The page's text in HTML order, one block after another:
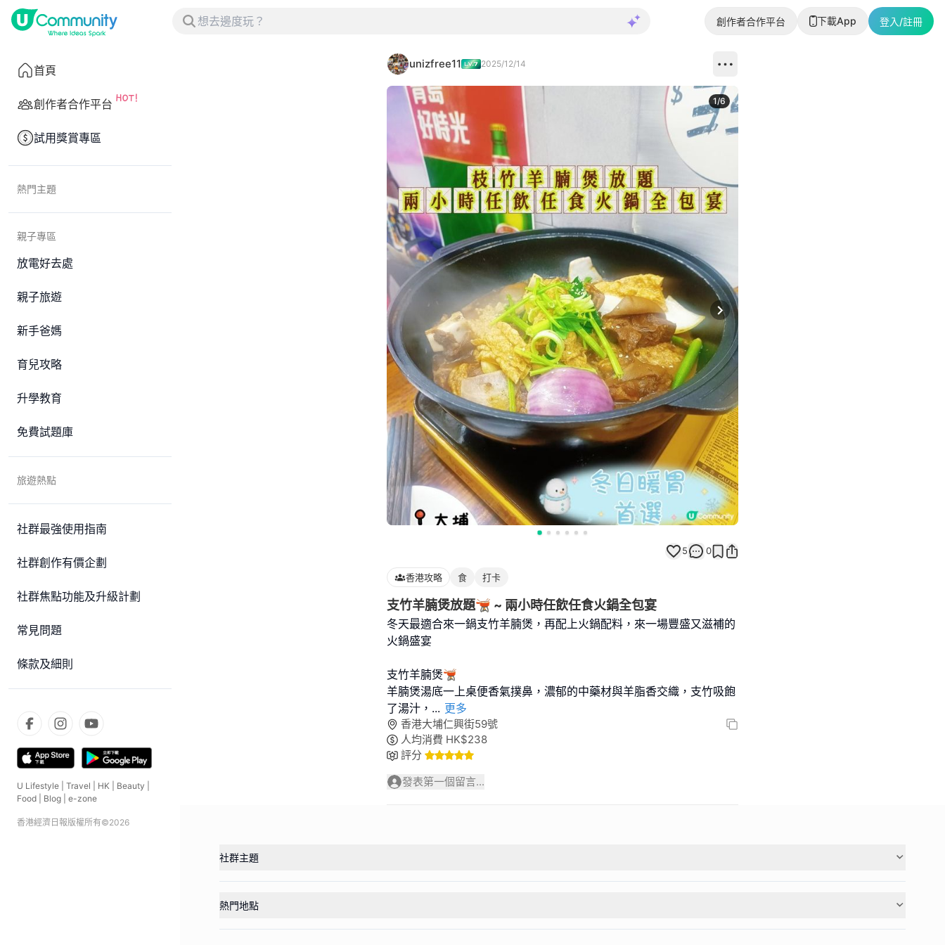
創作者合作平台 下載App 登入/註冊
首頁
創作者合作平台
試用獎賞專區
熱門主題
親子專區
放電好去處
親子旅遊
新手爸媽
育兒攻略
升學教育
免費試題庫
旅遊熱點
社群最強使用指南
社群創作有價企劃
社群焦點功能及升級計劃
常見問題
條款及細則
U Lifestyle Travel HK Beauty
Food
Blog e-zone
香港經濟日報版權所有©2026
unizfree11 2025/12/14
Next slide
1/6
5 0
香港攻略 食 打卡
支竹羊腩煲放題🫕 ~ 兩小時任飲任食火鍋全包宴
冬天最適合來一鍋支竹羊腩煲，再配上火鍋配料，來一場豐盛又滋補的
火鍋盛宴
支竹羊腩煲🫕
羊腩煲湯底一上桌便香氣撲鼻，濃郁的中藥材與羊脂香交織，支竹吸飽
了湯汁， ... 更多
香港大埔仁興街59號
人均消費 HK$238
評分
發表第一個留言...
社群主題
熱門地點